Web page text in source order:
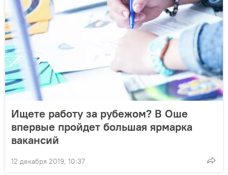
Ищете работу за рубежом? В Оше
впервые пройдет большая ярмарка
вакансий
12 декабря 2019, 10:37